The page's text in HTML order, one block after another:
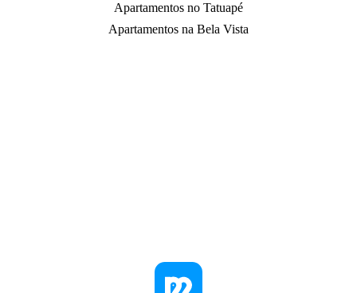
Apartamentos no Tatuapé
Apartamentos na Bela Vista